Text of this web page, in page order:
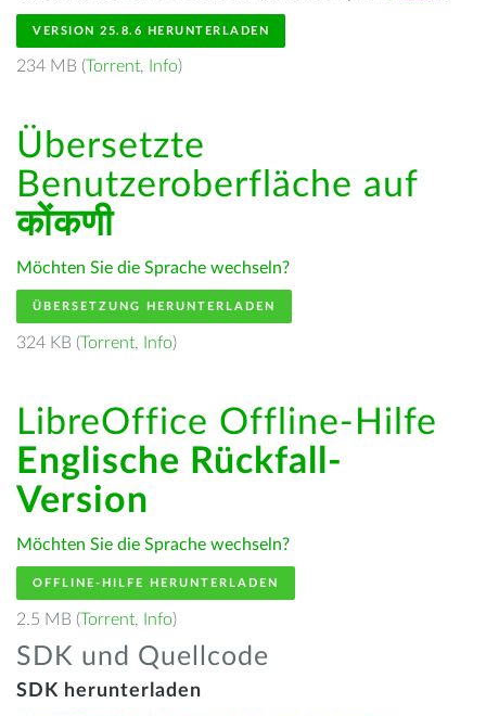
VERSION 25.8.6 HERUNTERLADEN
234 MB (Torrent, Info)
Übersetzte
Benutzeroberfläche auf
कोंकणी
Möchten Sie die Sprache wechseln?
ÜBERSETZUNG HERUNTERLADEN
324 KB (Torrent, Info)
LibreOffice Offline-Hilfe
Englische Rückfall-
Version
Möchten Sie die Sprache wechseln?
OFFLINE-HILFE HERUNTERLADEN
2.5 MB (Torrent, Info)
SDK und Quellcode
SDK herunterladen